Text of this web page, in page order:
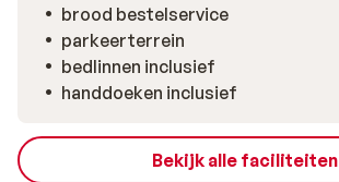
brood bestelservice
parkeerterrein
bedlinnen inclusief
handdoeken inclusief
Bekijk alle faciliteiten